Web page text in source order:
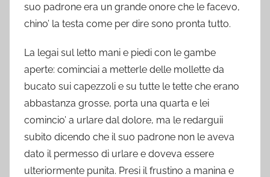
suo padrone era un grande onore che le facevo,
chino’ la testa come per dire sono pronta tutto.
La legai sul letto mani e piedi con le gambe
aperte: cominciai a metterle delle mollette da
bucato sui capezzoli e su tutte le tette che erano
abbastanza grosse, porta una quarta e lei
comincio’ a urlare dal dolore, ma le redarguii
subito dicendo che il suo padrone non le aveva
dato il permesso di urlare e doveva essere
ulteriormente punita. Presi il frustino a manina e